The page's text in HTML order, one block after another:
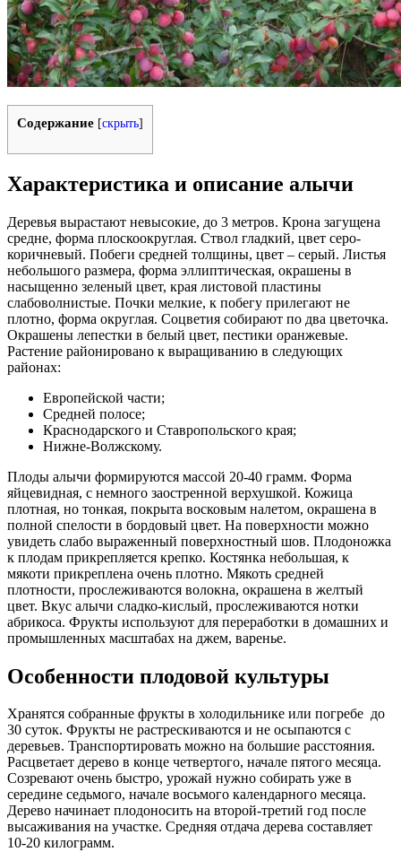
Содержание [скрыть]
Характеристика и описание алычи
Деревья вырастают невысокие, до 3 метров. Крона загущена
средне, форма плоскоокруглая. Ствол гладкий, цвет серо-
коричневый. Побеги средней толщины, цвет – серый. Листья
небольшого размера, форма эллиптическая, окрашены в
насыщенно зеленый цвет, края листовой пластины
слабоволнистые. Почки мелкие, к побегу прилегают не
плотно, форма округлая. Соцветия собирают по два цветочка.
Окрашены лепестки в белый цвет, пестики оранжевые.
Растение районировано к выращиванию в следующих
районах:
Европейской части;
Средней полосе;
Краснодарского и Ставропольского края;
Нижне-Волжскому.
Плоды алычи формируются массой 20-40 грамм. Форма
яйцевидная, с немного заостренной верхушкой. Кожица
плотная, но тонкая, покрыта восковым налетом, окрашена в
полной спелости в бордовый цвет. На поверхности можно
увидеть слабо выраженный поверхностный шов. Плодоножка
к плодам прикрепляется крепко. Костянка небольшая, к
мякоти прикреплена очень плотно. Мякоть средней
плотности, прослеживаются волокна, окрашена в желтый
цвет. Вкус алычи сладко-кислый, прослеживаются нотки
абрикоса. Фрукты используют для переработки в домашних и
промышленных масштабах на джем, варенье.
Особенности плодовой культуры
Хранятся собранные фрукты в холодильнике или погребе до
30 суток. Фрукты не растрескиваются и не осыпаются с
деревьев. Транспортировать можно на большие расстояния.
Расцветает дерево в конце четвертого, начале пятого месяца.
Созревают очень быстро, урожай нужно собирать уже в
середине седьмого, начале восьмого календарного месяца.
Дерево начинает плодоносить на второй-третий год после
высаживания на участке. Средняя отдача дерева составляет
10-20 килограмм.